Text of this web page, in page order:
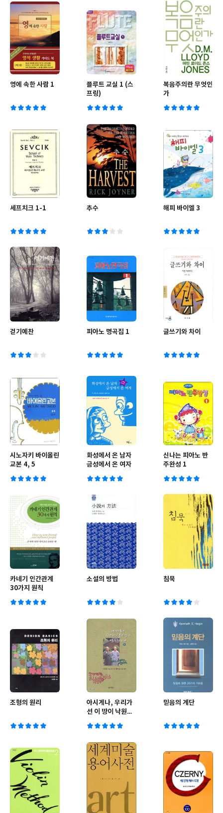
영에 속한 사람 1
플루트 교실 1 (스
프링)
복음주의란 무엇인
가
세프치크 1-1 추수 해피 바이엘 3
걷기예찬 피아노 명곡집 1 글쓰기와 차이
시노자키 바이올린
교본 4, 5
화성에서 온 남자
금성에서 온 여자
신나는 피아노 반
주완성 1
카네기 인간관계
30가지 원칙
소설의 방법 침묵
조형의 원리
아시게나, 우리가
선 이 땅이 낙원이
믿음의 계단